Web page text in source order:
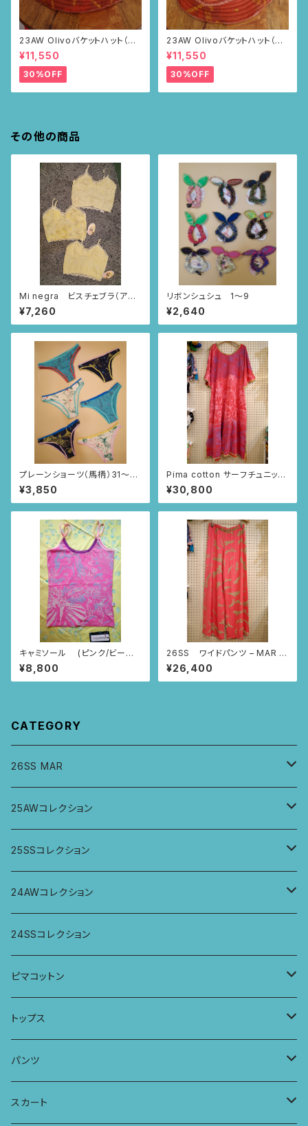
23AW Olivoバケットハット（ブ
ラウン・ポピー柄）
¥11,550
30%OFF
23AW Olivoバケットハット（ブ
ラウン・ポピー柄）
¥11,550
30%OFF
その他の商品
Mi negra ビスチェブラ（アイ
ボリー/ならんだハート柄、ニャ
ンドゥティ柄、インドの小花柄）
¥7,260
リボンシュシュ 1〜9
¥2,640
プレーンショーツ（馬柄）31〜3
6
¥3,850
Pima cotton サーフチュニック
(レッド・つづきニャンドゥティ柄)
¥30,800
キャミソール (ピンク/ビーナ
スの誕生柄)
¥8,800
26SS ワイドパンツ – MAR B
UDDHA (ピンク/コンドル柄)
¥26,400
CATEGORY
26SS MAR
トップス
ジャケット、羽織
パンツ
ワンピース
25AWコレクション
トップス
パンツ
スカート
パーカー
25SSコレクション
トップス
パンツ
ワンピース
24AWコレクション
ワイドパンツ
ロングスリーブトップス
ロングスリーブワンピース
Tシャツ
パーカー
24SSコレクション
ピマコットン
Tシャツ
フレンチスリーブラウス
サーフパンツ
トップス
タンクトップ・キャミソール
タンクトップ
ワイドTシャツ
パンツ
アラジンパンツ
スカート